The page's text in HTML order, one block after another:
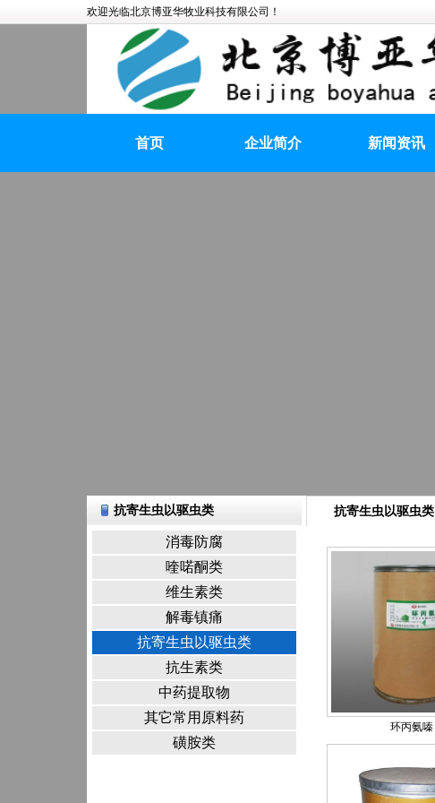
欢迎光临北京博亚华牧业科技有限公司！
首页 企业简介 新闻资讯
抗寄生虫以驱虫类
消毒防腐
喹喏酮类
维生素类
解毒镇痛
抗寄生虫以驱虫类
抗生素类
中药提取物
其它常用原料药
磺胺类
抗寄生虫以驱虫类
环丙氨嗪